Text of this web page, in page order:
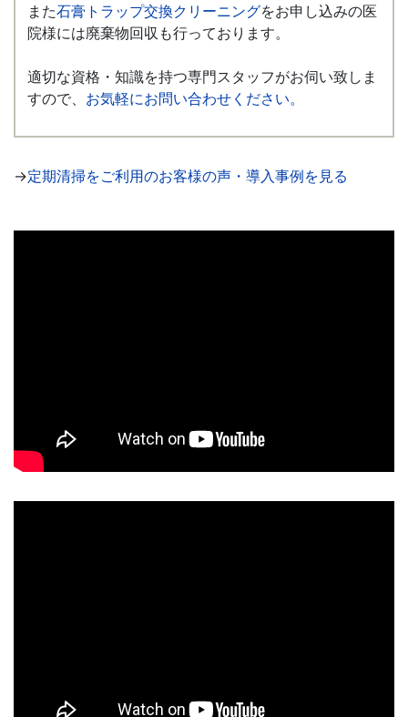
また石膏トラップ交換クリーニングをお申し込みの医
院様には廃棄物回収も行っております。
適切な資格・知識を持つ専門スタッフがお伺い致しま
すので、 お気軽にお問い合わせください。
→定期清掃をご利用のお客様の声・導入事例を見る